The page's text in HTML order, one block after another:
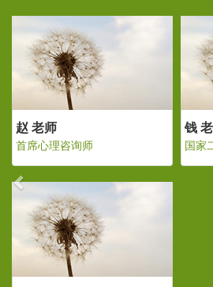
级心理咨询师 首席心理咨询师
Previous